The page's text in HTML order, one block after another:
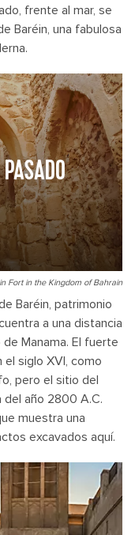
frente al mar, se
Baréin, una fabulosa
Fort in the Kingdom of Bahrain
Baréin, patrimonio
a una distancia
Manama. El fuerte
siglo XVI, como
pero el sitio del
año 2800 A.C.
muestra una
excavados aquí.